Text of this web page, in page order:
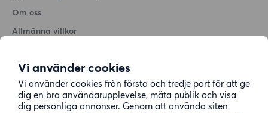
Vi använder cookies
Vi använder cookies från första och tredje part för att ge
dig en bra användarupplevelse, mäta publik och visa
dig personliga annonser. Genom att använda siten
Om oss
Allmänna villkor
Cookiepolicy
Sitemap